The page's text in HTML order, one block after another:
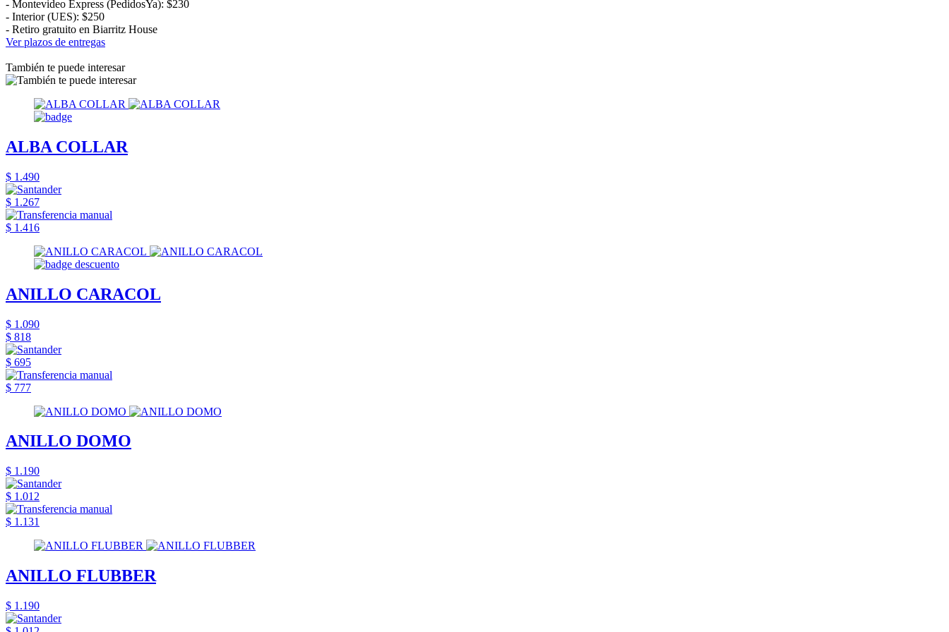
- Montevideo Express (PedidosYa): $230
- Interior (UES): $250
- Retiro gratuito en Biarritz House
Ver plazos de entregas
También te puede interesar
ALBA COLLAR
$ 1.490
$ 1.267
$ 1.416
ANILLO CARACOL
$ 1.090
$ 818
$ 695
$ 777
ANILLO DOMO
$ 1.190
$ 1.012
$ 1.131
ANILLO FLUBBER
$ 1.190